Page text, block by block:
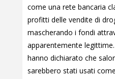
come una rete bancaria
profitti delle vendite di
mascherando i fondi
apparentemente
hanno dichiarato che
sarebbero stati usati